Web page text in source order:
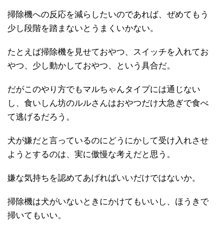
掃除機への反応を減らしたいのであれば、ぜめてもう
少し段階を踏まないとうまくいかない。
たとえば掃除機を見せておやつ、スイッチを入れてお
やつ、少し動かしておやつ、という具合だ。
だがこのやり方でもマルちゃんタイプには通じない
し、食いしん坊のルルさんはおやつだけ大急ぎで食べ
て逃げるだろう。
犬が嫌だと言っているのにどうにかして受け入れさせ
ようとするのは、実に傲慢な考えだと思う。
嫌な気持ちを認めてあげればいいだけではないか。
掃除機は犬がいないときにかけてもいいし、ほうきで
掃いてもいい。